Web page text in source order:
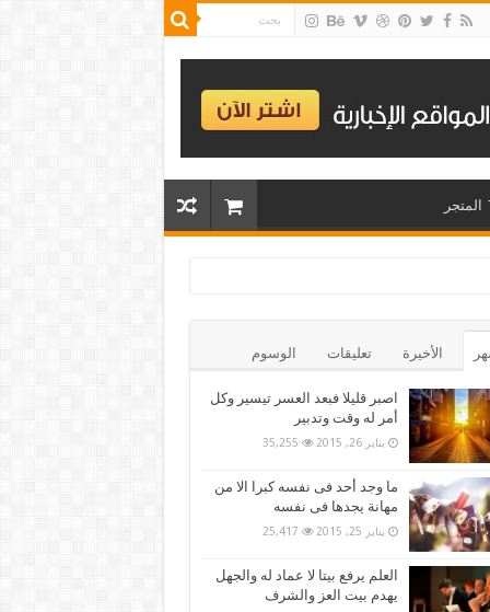
المتجر
الأخيرة تعليقات الوسوم
اصبر قليلا فبعد العسر تيسير وكل
أمر له وقت وتدبير
يناير 26, 2015 35,255
ما وجد أحد فى نفسه كبرا الا من
مهانة يجدها فى نفسه
يناير 25, 2015 25,417
العلم يرفع بيتا لا عماد له والجهل
يهدم بيت العز والشرف